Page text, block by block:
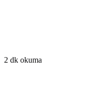
2 dk okuma